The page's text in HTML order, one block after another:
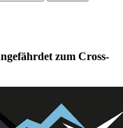
zum Cross-